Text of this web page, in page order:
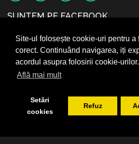
Site-ul folosește cookie-uri pentru a
corect. Continuând navigarea, iți
acordul asupra folosirii cookie-urilor.
Află mai mult
Setări
cookies
Refuz
SUNTEM PE FACEBOOK